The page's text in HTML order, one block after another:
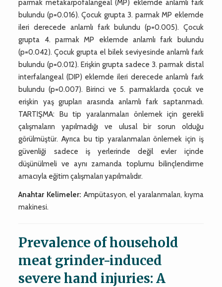
parmak metakarpofalangeal (MP) eklemde anlamlı fark
bulundu (p=0.016). Çocuk grupta 3. parmak MP eklemde
ileri derecede anlamlı fark bulundu (p=0.005). Çocuk
grupta 4. parmak MP eklemde anlamlı fark bulundu
(p=0.042). Çocuk grupta el bilek seviyesinde anlamlı fark
bulundu (p=0.012). Erişkin grupta sadece 3. parmak distal
interfalangeal (DIP) eklemde ileri derecede anlamlı fark
bulundu (p=0.007). Birinci ve 5. parmaklarda çocuk ve
erişkin yaş grupları arasında anlamlı fark saptanmadı.
TARTIŞMA: Bu tip yaralanmaları önlemek için gerekli
çalışmaların yapılmadığı ve ulusal bir sorun olduğu
görülmüştür. Ayrıca bu tip yaralanmaları önlemek için iş
güvenliği sadece iş yerlerinde değil evler içinde
düşünülmeli ve aynı zamanda toplumu bilinçlendirme
amacıyla eğitim çalışmaları yapılmalıdır.
Anahtar Kelimeler: Ampütasyon, el yaralanmaları, kıyma
makinesi.
Prevalence of household
meat grinder-induced
severe hand injuries: A